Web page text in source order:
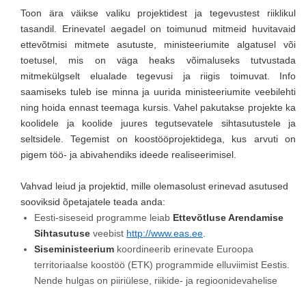
Toon ära väikse valiku projektidest ja tegevustest riiklikul
tasandil. Erinevatel aegadel on toimunud mitmeid huvitavaid
ettevõtmisi mitmete asutuste, ministeeriumite algatusel või
toetusel, mis on väga heaks võimaluseks tutvustada
mitmekülgselt elualade tegevusi ja riigis toimuvat. Info
saamiseks tuleb ise minna ja uurida ministeeriumite veebilehti
ning hoida ennast teemaga kursis. Vahel pakutakse projekte ka
koolidele ja koolide juures tegutsevatele sihtasutustele ja
seltsidele. Tegemist on koostööprojektidega, kus arvuti on
pigem töö- ja abivahendiks ideede realiseerimisel.
Vahvad leiud ja projektid, mille olemasolust erinevad asutused
sooviksid õpetajatele teada anda:
Eesti-siseseid programme leiab Ettevõtluse Arendamise
Sihtasutuse veebist http://www.eas.ee
Siseministeerium koordineerib erinevate Euroopa
territoriaalse koostöö (ETK) programmide elluviimist Eestis.
Nende hulgas on piiriülese, riikide- ja regioonidevahelise